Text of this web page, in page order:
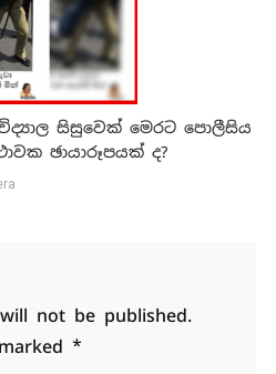
විද්‍යාල සිසුවෙක් මෙරට පොලීසිය
ඡායාරූපයක් ද?
not be published.
*